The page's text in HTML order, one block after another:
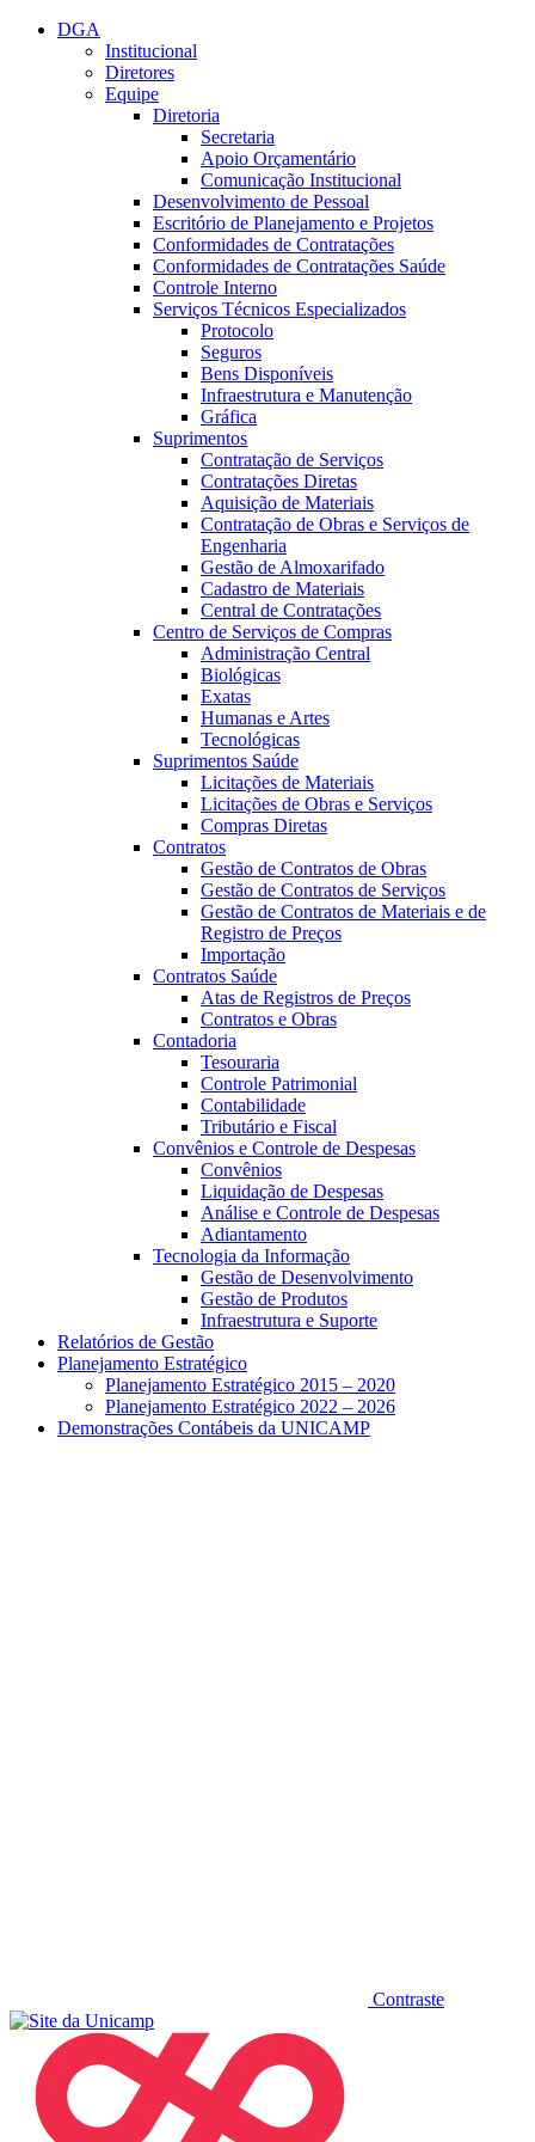
Conteúdo principal
DGA
Institucional
Diretores
Equipe
Diretoria
Secretaria
Apoio Orçamentário
Comunicação Institucional
Desenvolvimento de Pessoal
Escritório de Planejamento e Projetos
Conformidades de Contratações
Conformidades de Contratações Saúde
Controle Interno
Serviços Técnicos Especializados
Protocolo
Seguros
Bens Disponíveis
Infraestrutura e Manutenção
Gráfica
Suprimentos
Contratação de Serviços
Contratações Diretas
Aquisição de Materiais
Contratação de Obras e Serviços de
Engenharia
Gestão de Almoxarifado
Cadastro de Materiais
Central de Contratações
Centro de Serviços de Compras
Administração Central
Biológicas
Exatas
Humanas e Artes
Tecnológicas
Suprimentos Saúde
Licitações de Materiais
Licitações de Obras e Serviços
Compras Diretas
Contratos
Gestão de Contratos de Obras
Gestão de Contratos de Serviços
Gestão de Contratos de Materiais e de
Registro de Preços
Importação
Contratos Saúde
Atas de Registros de Preços
Contratos e Obras
Contadoria
Tesouraria
Controle Patrimonial
Contabilidade
Tributário e Fiscal
Convênios e Controle de Despesas
Convênios
Liquidação de Despesas
Análise e Controle de Despesas
Adiantamento
Tecnologia da Informação
Gestão de Desenvolvimento
Gestão de Produtos
Infraestrutura e Suporte
Relatórios de Gestão
Planejamento Estratégico
Planejamento Estratégico 2015 – 2020
Planejamento Estratégico 2022 – 2026
Demonstrações Contábeis da UNICAMP
Contraste